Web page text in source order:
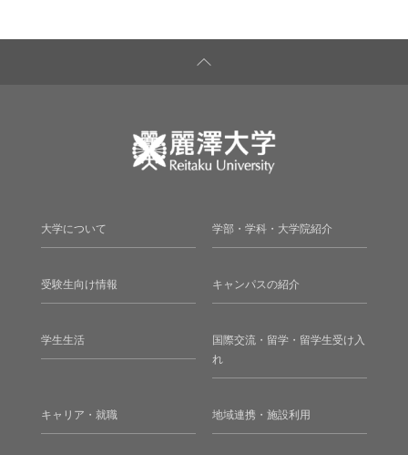
大学について 学部・学科・大学院紹介
受験生向け情報 キャンパスの紹介
学生生活
国際交流・留学・留学生受け入
れ
キャリア・就職 地域連携・施設利用